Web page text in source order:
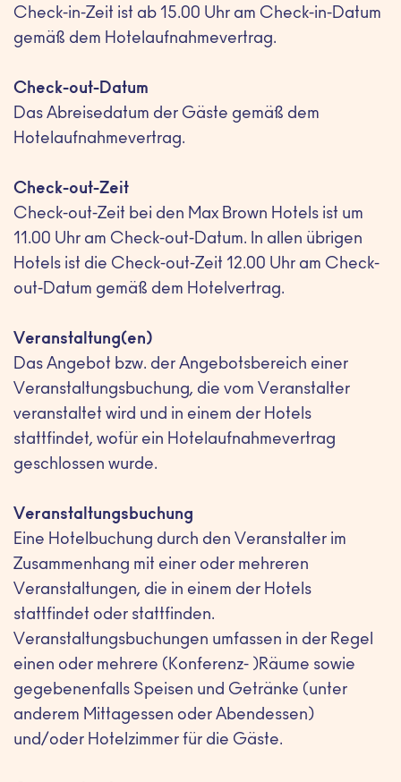
Check-in-Zeit ist ab 15.00 Uhr am Check-in-Datum
gemäß dem Hotelaufnahmevertrag.
Check-out-Datum
Das Abreisedatum der Gäste gemäß dem
Hotelaufnahmevertrag.
Check-out-Zeit
Check-out-Zeit bei den Max Brown Hotels ist um
11.00 Uhr am Check-out-Datum. In allen übrigen
Hotels ist die Check-out-Zeit 12.00 Uhr am Check-
out-Datum gemäß dem Hotelvertrag.
Veranstaltung(en)
Das Angebot bzw. der Angebotsbereich einer
Veranstaltungsbuchung, die vom Veranstalter
veranstaltet wird und in einem der Hotels
stattfindet, wofür ein Hotelaufnahmevertrag
geschlossen wurde.
Veranstaltungsbuchung
Eine Hotelbuchung durch den Veranstalter im
Zusammenhang mit einer oder mehreren
Veranstaltungen, die in einem der Hotels
stattfindet oder stattfinden.
Veranstaltungsbuchungen umfassen in der Regel
einen oder mehrere (Konferenz- )Räume sowie
gegebenenfalls Speisen und Getränke (unter
anderem Mittagessen oder Abendessen)
und/oder Hotelzimmer für die Gäste.